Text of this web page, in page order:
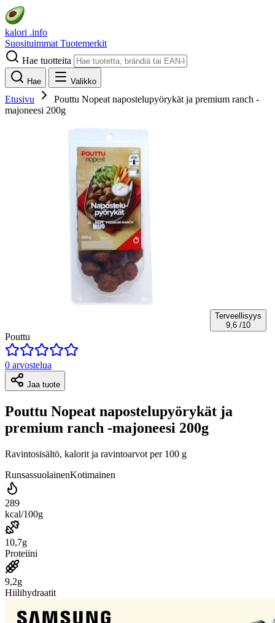
kalori .info
Suosituimmat Tuotemerkit
Hae tuotteita
Hae Valikko
Etusivu
Pouttu Nopeat napostelupyörykät ja premium ranch -
majoneesi 200g
Terveellisyys
9,6 /10
Pouttu
0 arvostelua
Jaa tuote
Pouttu Nopeat napostelupyörykät ja
premium ranch -majoneesi 200g
Ravintosisältö, kalorit ja ravintoarvot per 100 g
RunsassuolainenKotimainen
289
kcal/100g
10,7g
Proteiini
9,2g
Hiilihydraatit